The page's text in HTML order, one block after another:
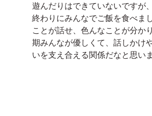
遊んだりはできていないですが
終わりにみんなでご飯を食べま
ことが話せ、色んなことが分か
期みんなが優しくて、話しかけ
いを支え合える関係だなと思い